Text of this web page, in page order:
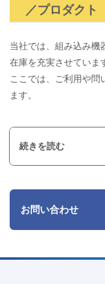
／プロダクト
当社では、組み込み機
在庫を充実させていま
ここでは、ご利用や問
ます。
続きを読む
お問い合わせ